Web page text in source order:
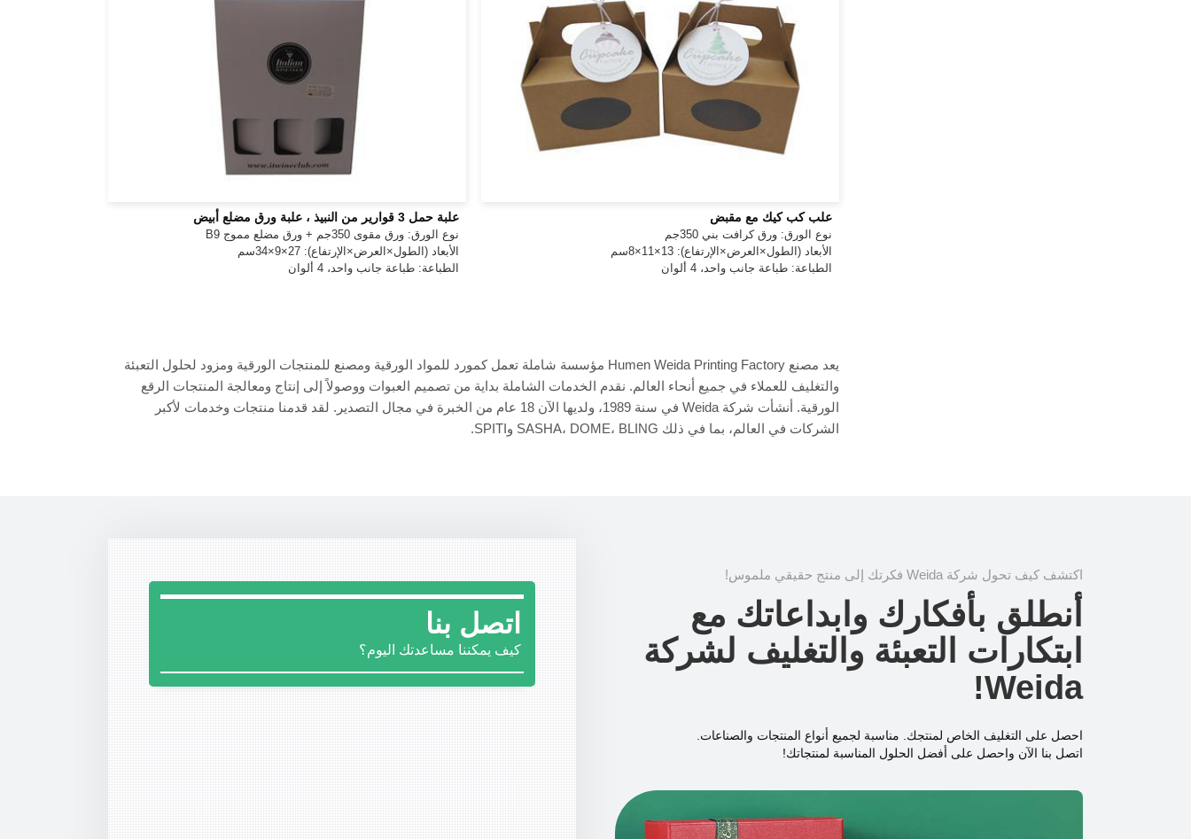
علب كب كيك مع مقبض
نوع الورق: ورق كرافت بني 350جم
الأبعاد (الطول×العرض×الإرتفاع): 13×11×8سم
الطباعة: طباعة جانب واحد، 4 ألوان
علبة حمل 3 قوارير من النبيذ ، علبة ورق مضلع أبيض
نوع الورق: ورق مقوى 350جم + ورق مضلع مموج B9
الأبعاد (الطول×العرض×الإرتفاع): 27×9×34سم
الطباعة: طباعة جانب واحد، 4 ألوان
يعد مصنع Humen Weida Printing Factory مؤسسة شاملة تعمل كمورد للمواد الورقية ومصنع للمنتجات الورقية ومزود لحلول التعبئة
والتغليف للعملاء في جميع أنحاء العالم. نقدم الخدمات الشاملة بداية من تصميم العبوات ووصولاً إلى إنتاج ومعالجة المنتجات الرقع
الورقية. أنشأت شركة Weida في سنة 1989، ولديها الآن 18 عام من الخبرة في مجال التصدير. لقد قدمنا منتجات وخدمات لأكبر
الشركات في العالم، بما في ذلك SASHA، DOME، BLING وSPITI.
اكتشف كيف تحول شركة Weida فكرتك إلى منتج حقيقي ملموس!
أنطلق بأفكارك وابداعاتك مع
ابتكارات التعبئة والتغليف لشركة
Weida!
احصل على التغليف الخاص لمنتجك. مناسبة لجميع أنواع المنتجات والصناعات.
اتصل بنا الآن واحصل على أفضل الحلول المناسبة لمنتجاتك!
اتصل بنا
كيف يمكننا مساعدتك اليوم؟